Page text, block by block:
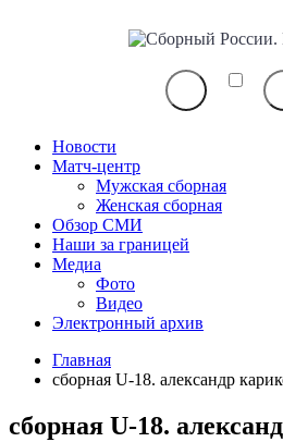
Новости
Матч-центр
Мужская сборная
Женская сборная
Обзор СМИ
Наши за границей
Медиа
Фото
Видео
Электронный архив
Главная
сборная U-18. александр
сборная U-18.